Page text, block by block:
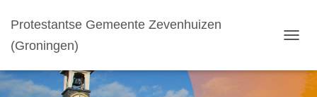
Protestantse Gemeente Zevenhuizen
(Groningen)
G